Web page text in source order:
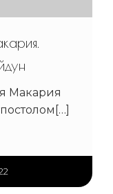
Макария